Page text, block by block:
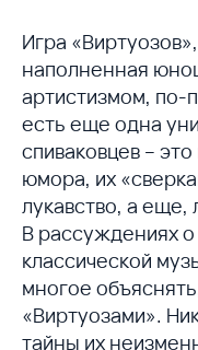
Игра
наполненная
артистизмом, по-
есть еще одна
спиваковцев –
юмора, их
лукавство, а еще,
В рассуждениях
классической
многое
«Виртуозами».
тайны их